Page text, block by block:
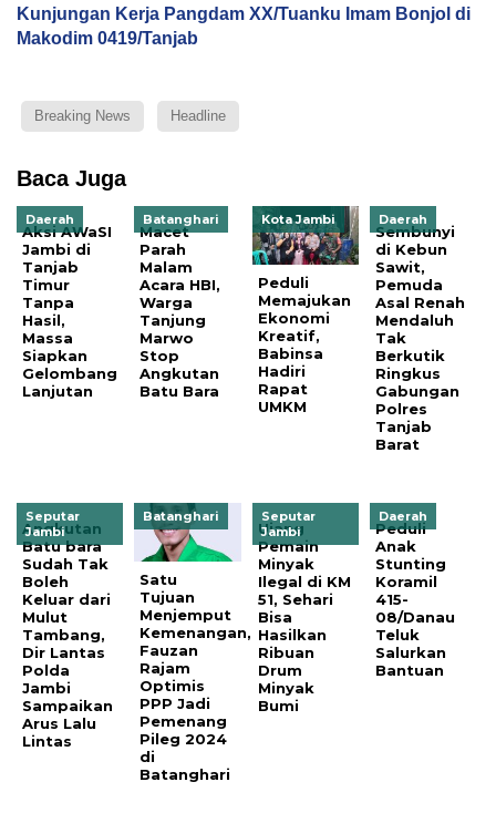
Kunjungan Kerja Pangdam XX/Tuanku Imam Bonjol di
Makodim 0419/Tanjab
Breaking News Headline
Baca Juga
Daerah
Aksi AWaSI
Jambi di
Tanjab
Timur
Tanpa
Hasil,
Massa
Siapkan
Gelombang
Lanjutan
Batanghari
Macet
Parah
Malam
Acara HBI,
Warga
Tanjung
Marwo
Stop
Angkutan
Batu Bara
Kota Jambi
Peduli
Memajukan
Ekonomi
Kreatif,
Babinsa
Hadiri
Rapat
UMKM
Daerah
Sembunyi
di Kebun
Sawit,
Pemuda
Asal Renah
Mendaluh
Tak
Berkutik
Ringkus
Gabungan
Polres
Tanjab
Barat
Seputar
Jambi
Angkutan
Batu bara
Sudah Tak
Boleh
Keluar dari
Mulut
Tambang,
Dir Lantas
Polda
Jambi
Sampaikan
Arus Lalu
Lintas
Batanghari
Satu
Tujuan
Menjemput
Kemenangan,
Fauzan
Rajam
Optimis
PPP Jadi
Pemenang
Pileg 2024
di
Batanghari
Seputar
Jambi
Ujang
Pemain
Minyak
Ilegal di KM
51, Sehari
Bisa
Hasilkan
Ribuan
Drum
Minyak
Bumi
Daerah
Peduli
Anak
Stunting
Koramil
415-
08/Danau
Teluk
Salurkan
Bantuan